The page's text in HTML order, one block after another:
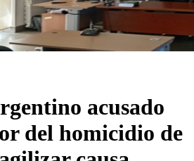
acusado
del homicidio de